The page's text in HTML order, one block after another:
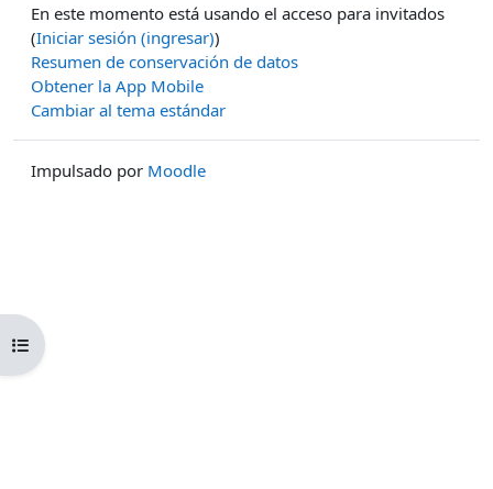
Abrir índice del curso
En este momento está usando el acceso para invitados
(Iniciar sesión (ingresar))
Resumen de conservación de datos
Obtener la App Mobile
Cambiar al tema estándar
Impulsado por Moodle